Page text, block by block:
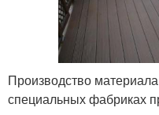
Производство
специальных фабриках